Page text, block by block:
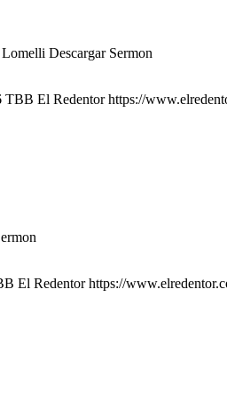
Descargar Sermon
TBB El Redentor https://
El Redentor https://